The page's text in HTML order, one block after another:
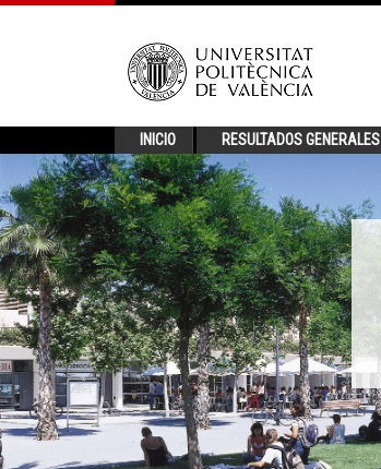
INICIO RESULTADOS GENERALES